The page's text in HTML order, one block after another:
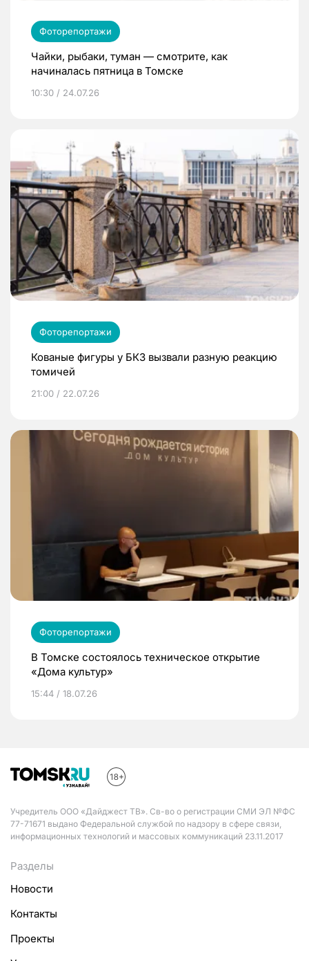
Фоторепортажи
Чайки, рыбаки, туман — смотрите, как
начиналась пятница в Томске
10:30 / 24.07.26
Фоторепортажи
Кованые фигуры у БКЗ вызвали разную реакцию
томичей
21:00 / 22.07.26
Фоторепортажи
В Томске состоялось техническое открытие
«Дома культур»
15:44 / 18.07.26
Учредитель ООО «Дайджест ТВ». Св-во о регистрации СМИ ЭЛ №ФС
77-71671 выдано Федеральной службой по надзору в сфере связи,
информационных технологий и массовых коммуникаций 23.11.2017
Разделы
Новости
Контакты
Проекты